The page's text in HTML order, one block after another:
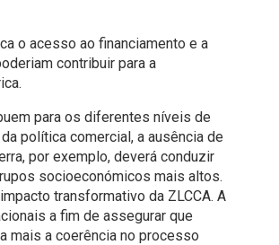
o acesso ao financiamento e a
contribuir para a
para os diferentes níveis de
política comercial, a ausência de
por exemplo, deverá conduzir
socioeconómicos mais altos.
transformativo da ZLCCA. A
a fim de assegurar que
mais a coerência no processo